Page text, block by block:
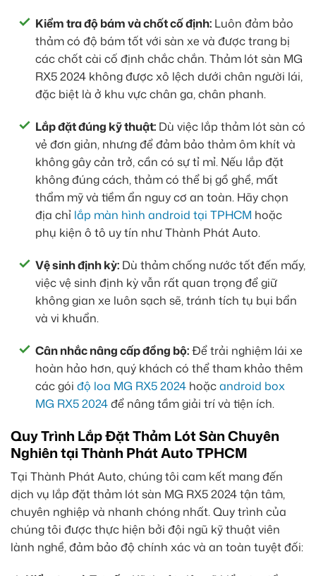
Kiểm tra độ bám và chốt cố định: Luôn đảm bảo
thảm có độ bám tốt với sàn xe và được trang bị
các chốt cài cố định chắc chắn. Thảm lót sàn MG
RX5 2024 không được xô lệch dưới chân người lái,
đặc biệt là ở khu vực chân ga, chân phanh.
Lắp đặt đúng kỹ thuật: Dù việc lắp thảm lót sàn có
vẻ đơn giản, nhưng để đảm bảo thảm ôm khít và
không gây cản trở, cần có sự tỉ mỉ. Nếu lắp đặt
không đúng cách, thảm có thể bị gồ ghề, mất
thẩm mỹ và tiềm ẩn nguy cơ an toàn. Hãy chọn
địa chỉ lắp màn hình android tại TPHCM hoặc
phụ kiện ô tô uy tín như Thành Phát Auto.
Vệ sinh định kỳ: Dù thảm chống nước tốt đến mấy,
việc vệ sinh định kỳ vẫn rất quan trọng để giữ
không gian xe luôn sạch sẽ, tránh tích tụ bụi bẩn
và vi khuẩn.
Cân nhắc nâng cấp đồng bộ:Để trải nghiệm lái xe
hoàn hảo hơn, quý khách có thể tham khảo thêm
các gói độ loa MG RX5 2024 hoặcandroid box
MG RX5 2024để nâng tầm giải trí và tiện ích.
Quy Trình Lắp Đặt Thảm Lót Sàn Chuyên
Nghiên tại Thành Phát Auto TPHCM
Tại Thành Phát Auto, chúng tôi cam kết mang đến
dịch vụ lắp đặt thảm lót sàn MG RX5 2024 tận tâm,
chuyên nghiệp và nhanh chóng nhất. Quy trình của
chúng tôi được thực hiện bởi đội ngũ kỹ thuật viên
lành nghề, đảm bảo độ chính xác và an toàn tuyệt đối: